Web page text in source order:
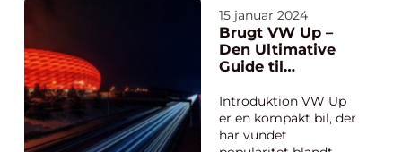
ekstraordinær bil, der
perfekt forener
innovation,
køreglæde og
en elektrisk plug-in
hybridbil (PHEV) har
Volkswagen...
15 januar 2024
Brugt VW Up –
Den Ultimative
Guide til
Introduktion VW Up
er en kompakt bil, der
har vundet